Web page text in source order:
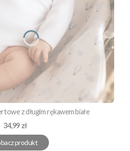
z długim rękawem białe
Cena
34,99 zł
produkt